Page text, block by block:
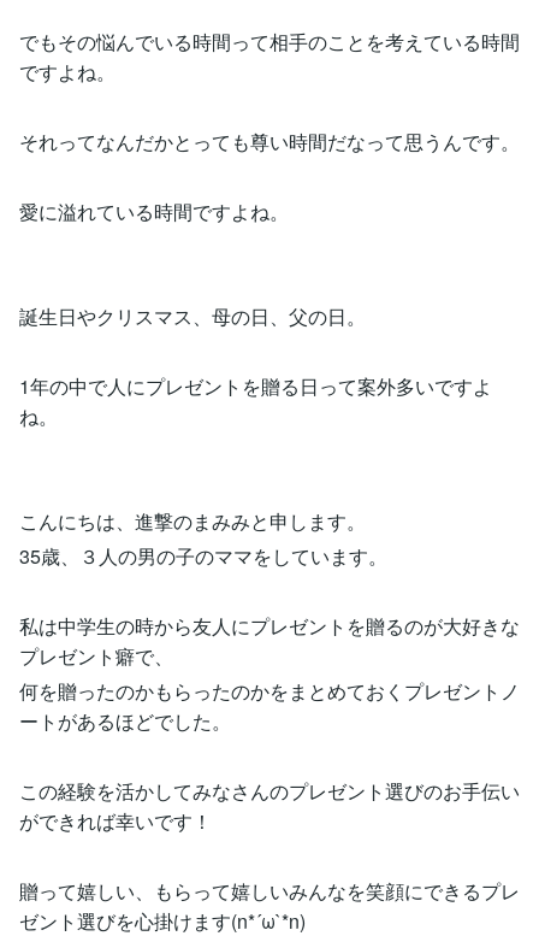
でもその悩んでいる時間って相手のことを考えている時間
ですよね。
それってなんだかとっても尊い時間だなって思うんです。
愛に溢れている時間ですよね。
誕生日やクリスマス、母の日、父の日。
1年の中で人にプレゼントを贈る日って案外多いですよ
ね。
こんにちは、進撃のまみみと申します。
35歳、３人の男の子のママをしています。
私は中学生の時から友人にプレゼントを贈るのが大好きな
プレゼント癖で、
何を贈ったのかもらったのかをまとめておくプレゼントノ
ートがあるほどでした。
この経験を活かしてみなさんのプレゼント選びのお手伝い
ができれば幸いです！
贈って嬉しい、もらって嬉しいみんなを笑顔にできるプレ
ゼント選びを心掛けます(n*´ω`*n)